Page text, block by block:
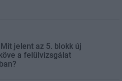
jelent az 5. blokk új
a felülvizsgálat